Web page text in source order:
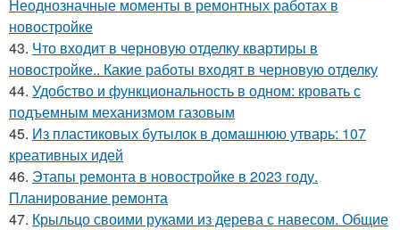
Неоднозначные моменты в ремонтных работах в
новостройке
43. Что входит в черновую отделку квартиры в
новостройке.. Какие работы входят в черновую отделку
44. Удобство и функциональность в одном: кровать с
подъемным механизмом газовым
45. Из пластиковых бутылок в домашнюю утварь: 107
креативных идей
46. Этапы ремонта в новостройке в 2023 году.
Планирование ремонта
47. Крыльцо своими руками из дерева с навесом. Общие